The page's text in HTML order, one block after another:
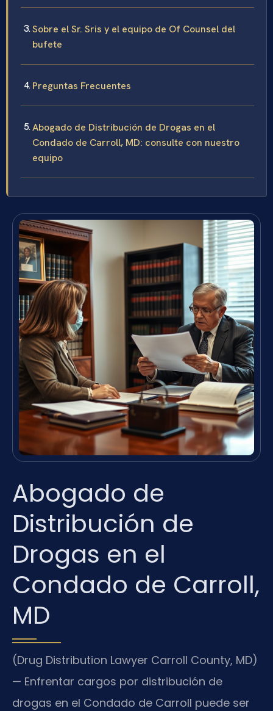
Sobre el Sr. Sris y el equipo de Of Counsel del
bufete
Preguntas Frecuentes
Abogado de Distribución de Drogas en el
Condado de Carroll, MD: consulte con nuestro
equipo
Abogado de
Distribución de
Drogas en el
Condado de Carroll,
MD
(Drug Distribution Lawyer Carroll County, MD)
— Enfrentar cargos por distribución de
drogas en el Condado de Carroll puede ser